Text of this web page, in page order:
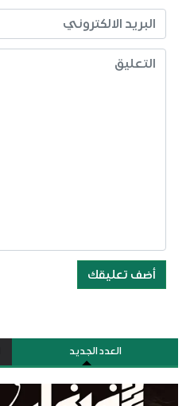
أضف تعليقك
العدد الجديد